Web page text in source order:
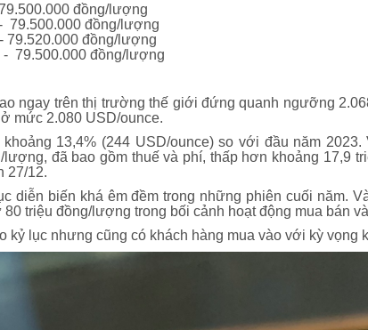
đồng/lượng
79.500.000 đồng/lượng
79.520.000 đồng/lượng
- 79.500.000 đồng/lượng
ngay trên thị trường thế giới đứng quanh ngưỡng
mức 2.080 USD/ounce.
13,4% (244 USD/ounce) so với đầu năm
đã bao gồm thuế và phí, thấp hơn khoảng 17,9
27/12.
diễn biến khá êm đềm trong những phiên cuối năm.
triệu đồng/lượng trong bối cảnh hoạt động mua bán
kỷ lục nhưng cũng có khách hàng mua vào với kỳ vọng